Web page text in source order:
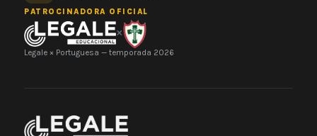
PATROCINADORA OFICIAL
×
Legale × Portuguesa — temporada 2026